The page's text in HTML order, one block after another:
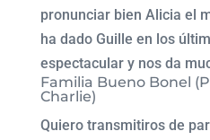
pronunciar bien Alicia el
ha dado Guille en los
espectacular y nos da
Familia Bueno Bonel
Charlie)
Quiero transmitiros de